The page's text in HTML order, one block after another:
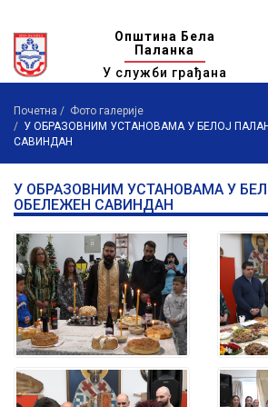
Општина Бела
Паланка
У служби грађана
Почетна
Фото галерије
У ОБРАЗОВНИМ УСТАНОВАМА У БЕЛОЈ
САВИНДАН
У ОБРАЗОВНИМ УСТАНОВАМА У
ОБЕЛЕЖЕН САВИНДАН